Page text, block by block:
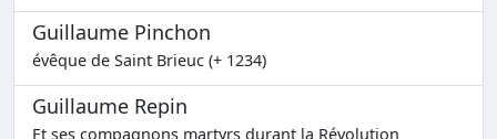
Guillaume Pinchon
évêque de Saint Brieuc (+ 1234)
Guillaume Repin
Et ses compagnons martyrs durant la Révolution